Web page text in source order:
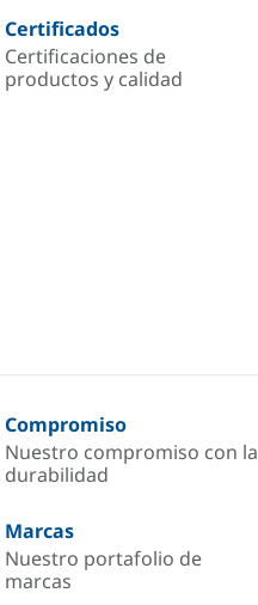
Certificados
Certificaciones de
productos y calidad
Compromiso
Nuestro compromiso con la
durabilidad
Marcas
Nuestro portafolio de
marcas